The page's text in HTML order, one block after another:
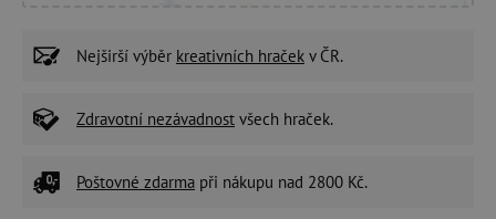
Nejširší výběr kreativních hraček v ČR.
Zdravotní nezávadnost všech hraček.
Poštovné zdarma při nákupu nad 2800 Kč.